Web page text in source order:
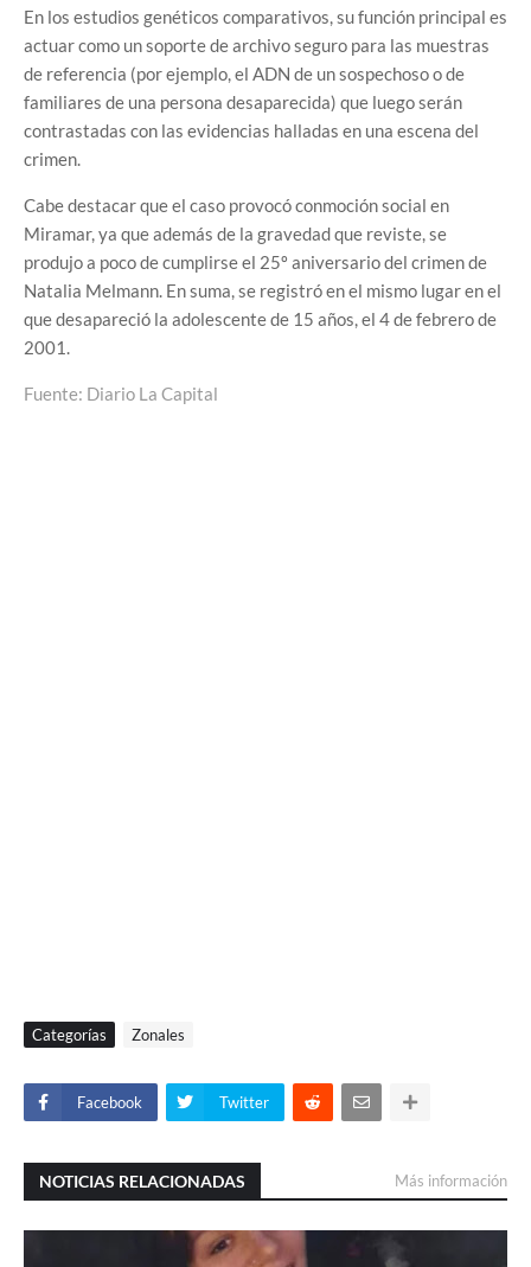
En los estudios genéticos comparativos, su función principal es
actuar como un soporte de archivo seguro para las muestras
de referencia (por ejemplo, el ADN de un sospechoso o de
familiares de una persona desaparecida) que luego serán
contrastadas con las evidencias halladas en una escena del
crimen.
Cabe destacar que el caso provocó conmoción social en
Miramar, ya que además de la gravedad que reviste, se
produjo a poco de cumplirse el 25º aniversario del crimen de
Natalia Melmann. En suma, se registró en el mismo lugar en el
que desapareció la adolescente de 15 años, el 4 de febrero de
2001.
Fuente: Diario La Capital
Categorías Zonales
Facebook Twitter
NOTICIAS RELACIONADAS Más información